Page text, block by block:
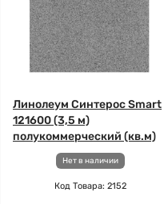
Линолеум Синтерос Smart
121600 (3,5 м)
полукоммерческий (кв.м)
Нет в наличии
Код Товара: 2152